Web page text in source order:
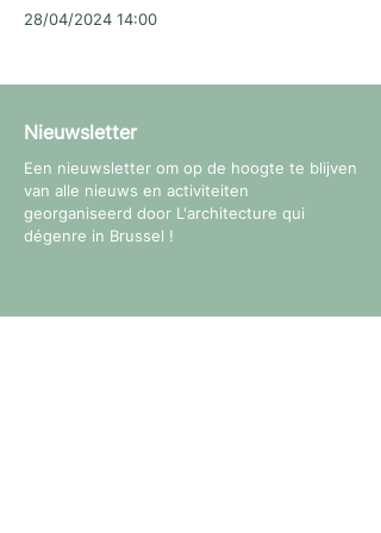
28/04/2024 14:00
Nieuwsletter
Een nieuwsletter om op de hoogte te blijven
van alle nieuws en activiteiten
georganiseerd door L'architecture qui
dégenre in Brussel !